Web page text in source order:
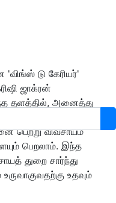
டு கேரியர்'
ஜாக்ரன்
தளத்தில், அனைத்து
இயங்கும்
பெற்று விவசாயம்
பெறலாம். இந்த
துறை சார்ந்து
உதவும்